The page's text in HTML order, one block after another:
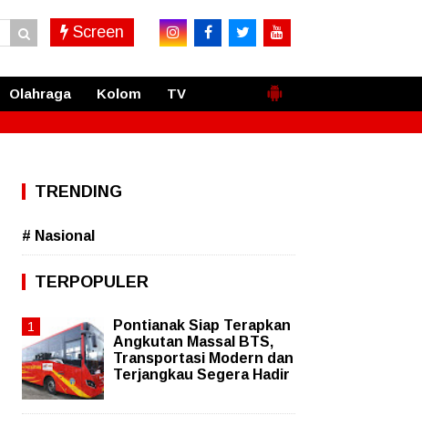
Screen
Olahraga Kolom TV
TRENDING
# Nasional
TERPOPULER
Pontianak Siap Terapkan
Angkutan Massal BTS,
Transportasi Modern dan
Terjangkau Segera Hadir